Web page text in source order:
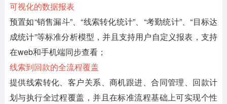
可视化的数据报表
预置如“销售漏斗”、“线索转化统计”、“考勤统计”、“目标达
成统计”等标准分析模型，并且支持用户自定义报表，支持
在web和手机端同步查看；
线索到回款的全流程覆盖
提供线索转化、客户关系、商机跟进、合同管理、回款计
划与执行全过程覆盖，并且在标准流程基础上可实现个性